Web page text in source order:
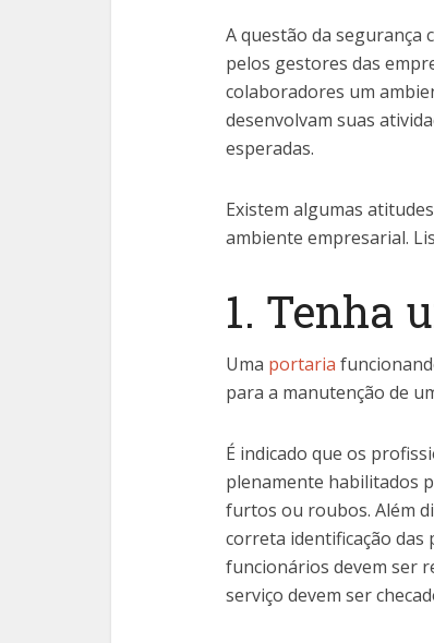
A questão da segurança
pelos gestores das
colaboradores um
desenvolvam suas
esperadas.
Existem algumas
ambiente empresarial.
1. Tenha
Uma portaria
para a manutenção de
É indicado que os
plenamente habilitados
furtos ou roubos. Além
correta identificação das
funcionários devem ser
serviço devem ser